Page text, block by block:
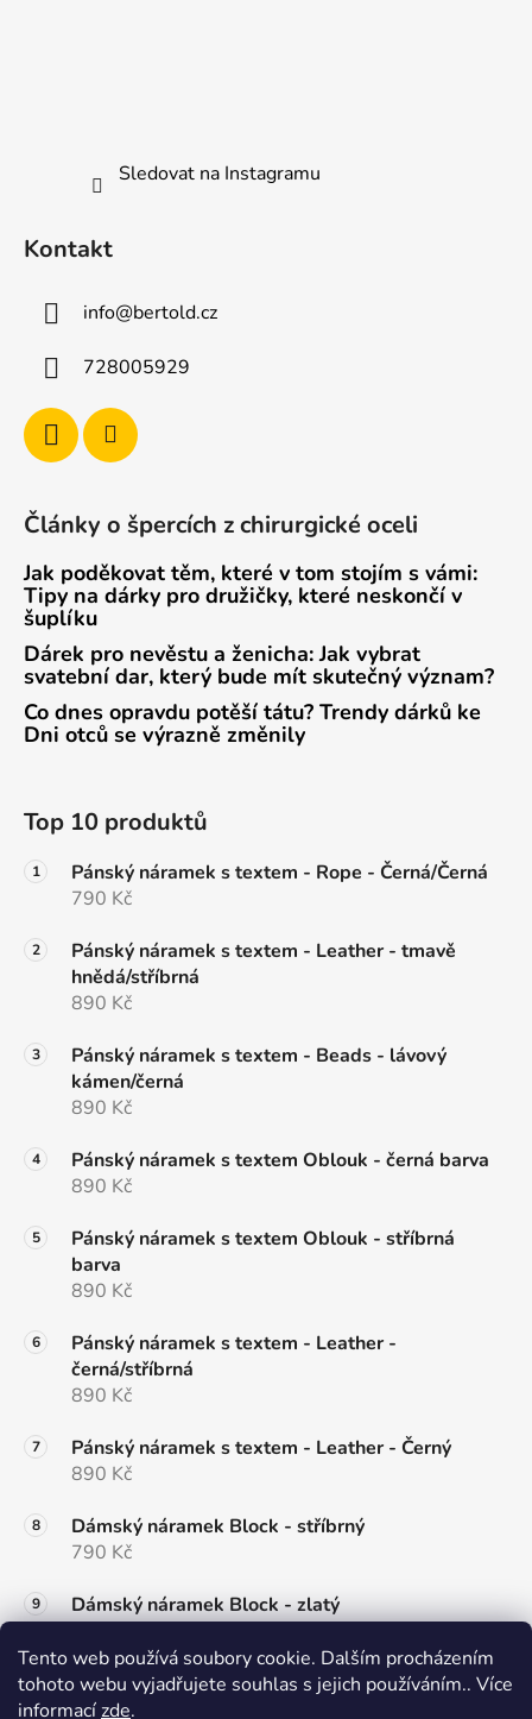
Tento web používá soubory cookie. Dalším procházením
tohoto webu vyjadřujete souhlas s jejich používáním.. Více
informacízde.
Sledovat na Instagramu
Kontakt
info@bertold.cz
728005929
Články o špercích z chirurgické oceli
Jak poděkovat těm, které v tom stojím s vámi:
Tipy na dárky pro družičky, které neskončí v
šuplíku
Dárek pro nevěstu a ženicha: Jak vybrat
svatební dar, který bude mít skutečný význam?
Co dnes opravdu potěší tátu? Trendy dárků ke
Dni otců se výrazně změnily
Top 10 produktů
Pánský náramek s textem - Rope - Černá/Černá
790 Kč
Pánský náramek s textem - Leather - tmavě
hnědá/stříbrná
890 Kč
Pánský náramek s textem - Beads - lávový
kámen/černá
890 Kč
Pánský náramek s textem Oblouk - černá barva
890 Kč
Pánský náramek s textem Oblouk - stříbrná
barva
890 Kč
Pánský náramek s textem - Leather -
černá/stříbrná
890 Kč
Pánský náramek s textem - Leather - Černý
890 Kč
Dámský náramek Block - stříbrný
790 Kč
Dámský náramek Block - zlatý
790 Kč
Dámský náramek s dětskými nožičkami Heart
790 Kč